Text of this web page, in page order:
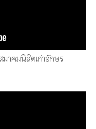
าคมนิสิตเก่าอักษร